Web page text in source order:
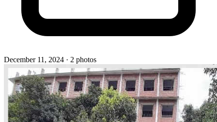
December 11, 2024 · 2 photos